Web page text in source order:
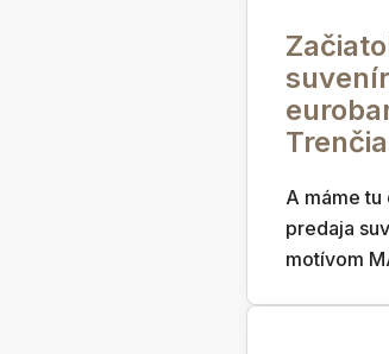
A máme
predaja
motívom